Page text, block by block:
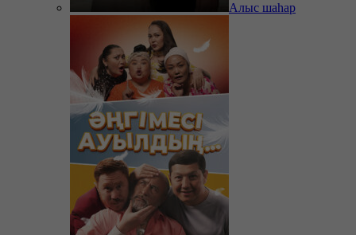
Алыс шаһар